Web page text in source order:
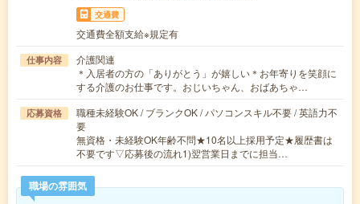
交通費
交通費全額支給※規定有
仕事内容
介護関連
＊入居者の方の「ありがとう」が嬉しい＊お年寄りを笑顔に
する介護のお仕事です。おじいちゃん、おばあちゃ…
応募資格
職種未経験OK / ブランクOK / パソコンスキル不要 / 英語力不
要
無資格・未経験OK年齢不問★10名以上採用予定★履歴書は
不要です▽応募後の流れ1)翌営業日までに担当…
職場の雰囲気